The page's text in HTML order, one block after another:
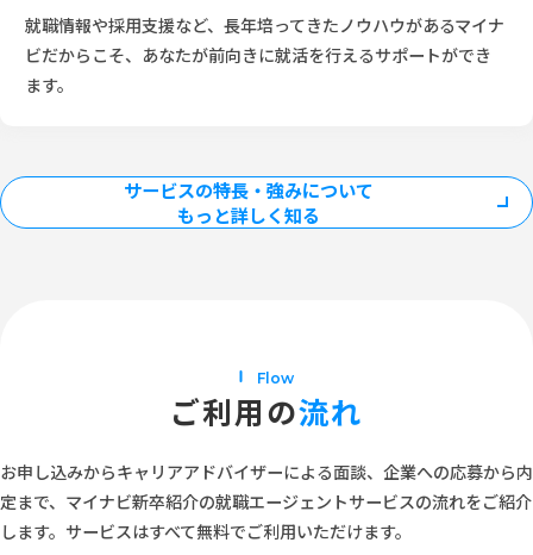
就職情報や採用支援など、長年培ってきたノウハウがあるマイナ
ビだからこそ、あなたが前向きに就活を行えるサポートができ
ます。
サービスの特長・強みについて
もっと詳しく知る
Flow
ご利用の流れ
お申し込みからキャリアアドバイザーによる面談、企業への応募から内
定まで、マイナビ新卒紹介の就職エージェントサービスの流れをご紹介
します。サービスはすべて無料でご利用いただけます。